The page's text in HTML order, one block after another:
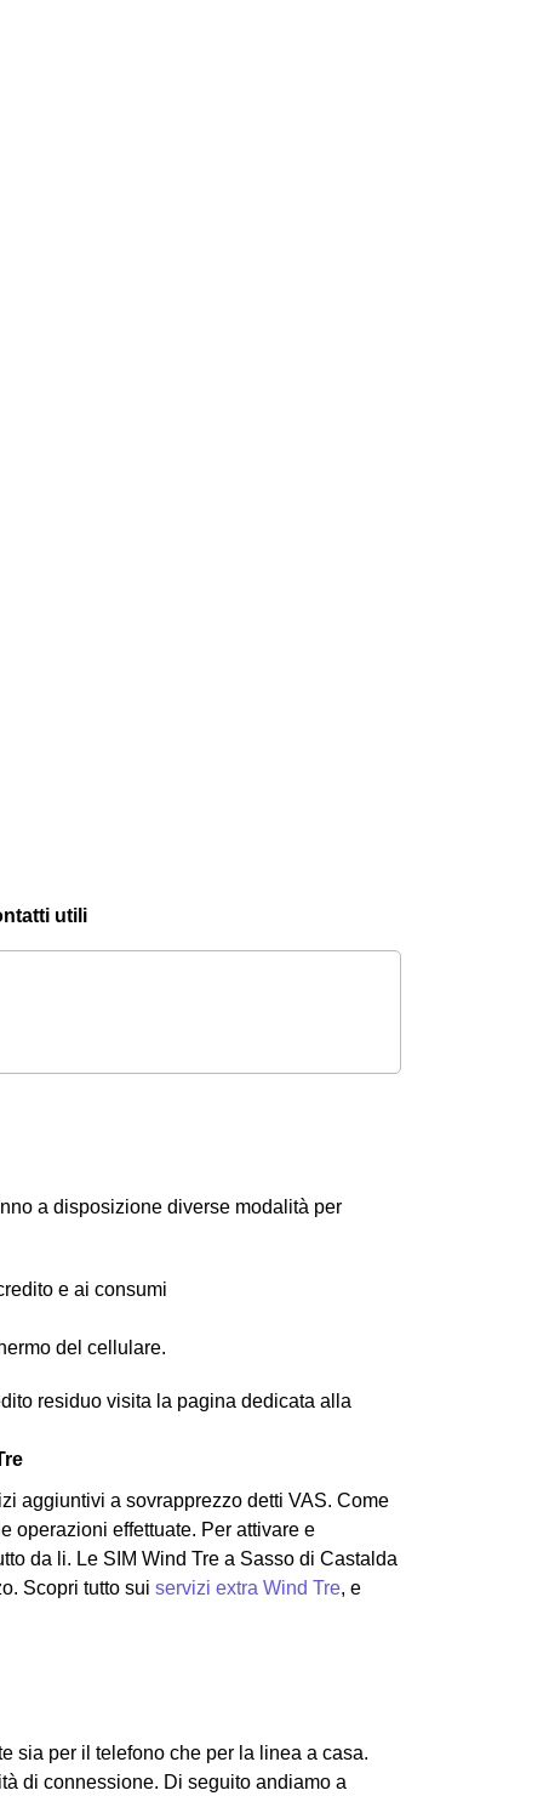
utili
a disposizione diverse modalità per
e ai consumi
del cellulare.
residuo visita la pagina dedicata alla
aggiuntivi a sovrapprezzo detti VAS. Come
operazioni effettuate. Per attivare e
da li. Le SIM Wind Tre a Sasso di Castalda
Scopri tutto sui servizi extra Wind Tre, e
sia per il telefono che per la linea a casa.
di connessione. Di seguito andiamo a